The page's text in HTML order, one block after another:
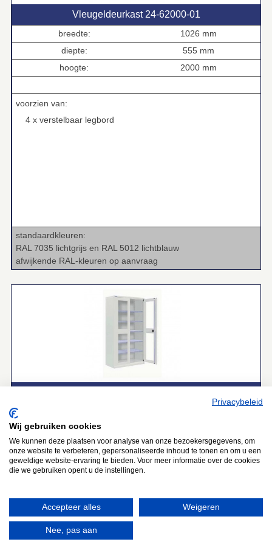
Vleugeldeurkast 24‑62000‑01
breedte:
1026 mm
diepte:
555 mm
hoogte:
2000 mm
voorzien van:
4 x verstelbaar legbord
standaardkleuren:
RAL 7035 lichtgrijs en RAL 5012 lichtblauw
afwijkende RAL‑kleuren op aanvraag
diepte:
hoogte:
2000 mm
.
5 x verstelbaar legbord
Waar kunnen we u mee van dienst zijn?
Privacybeleid
Wij gebruiken cookies
We kunnen deze plaatsen voor analyse van onze bezoekersgegevens, om
onze website te verbeteren, gepersonaliseerde inhoud te tonen en om u een
geweldige website-ervaring te bieden. Voor meer informatie over de cookies
die we gebruiken opent u de instellingen.
Accepteer alles Weigeren
Nee, pas aan